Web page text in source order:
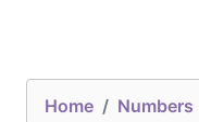
Home Numbers